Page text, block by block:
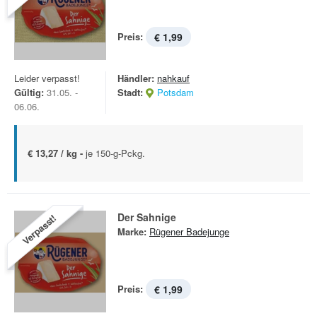
Preis: € 1,99
Leider verpasst!
Gültig: 31.05. -
06.06.
Händler: nahkauf
Stadt:
Potsdam
€ 13,27 / kg - je 150-g-Pckg.
Verpasst! Der Sahnige
Marke: Rügener Badejunge
Preis: € 1,99